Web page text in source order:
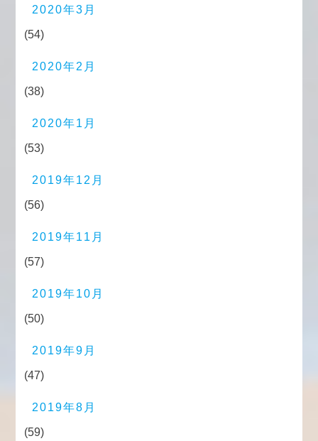
2020年3月
(54)
2020年2月
(38)
2020年1月
(53)
2019年12月
(56)
2019年11月
(57)
2019年10月
(50)
2019年9月
(47)
2019年8月
(59)